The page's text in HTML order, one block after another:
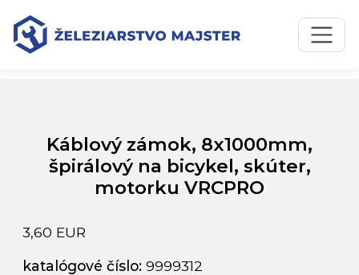
Preskočiť na obsah
Preskočiť na hlavné menu
Úvodná stránka
Káblový zámok, 8x1000mm, špirálový na bicykel, skúter,
motorku VRCPRO
Káblový zámok, 8x1000mm,
špirálový na bicykel, skúter,
motorku VRCPRO
3,60 EUR
katalógové číslo: 9999312